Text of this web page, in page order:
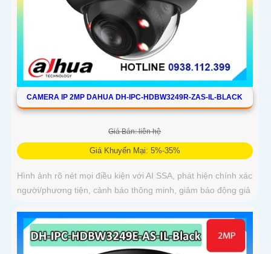
CAMERA IP 2MP DAHUA DH-IPC-HDBW3249R-ZAS-IL-BLACK
Giá Bán: liên hệ
Giá Khuyến Mại: 5%-35%
Hình ảnh rõ nét mọi điều kiện với AI SSA, phát hiện chính xác
người/phương tiện, cảnh báo thông minh, giảm báo động giả